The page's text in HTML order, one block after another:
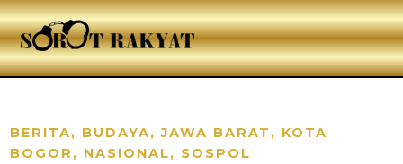
BERITA, BUDAYA,JAWA BARAT , KOTA
BOGOR , NASIONAL, SOSPOL